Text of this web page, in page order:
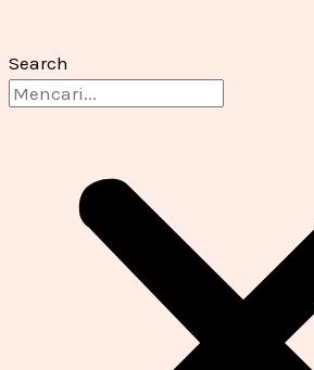
Search